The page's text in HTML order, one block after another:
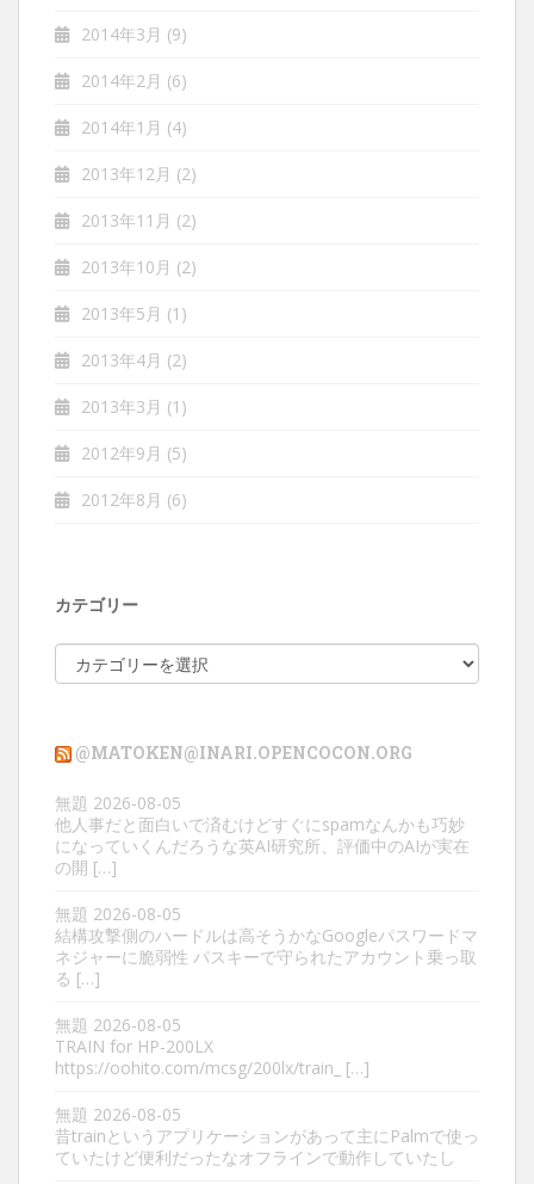
2014年3月 (9)
2014年2月 (6)
2014年1月 (4)
2013年12月 (2)
2013年11月 (2)
2013年10月 (2)
2013年5月 (1)
2013年4月 (2)
2013年3月 (1)
2012年9月 (5)
2012年8月 (6)
カテゴリー
テ
ー
@MATOKEN@INARI.OPENCOCON.ORG
無題 2026-08-05
他人事だと面白いで済むけどすぐにspamなんかも巧妙
になっていくんだろうな英AI研究所、評価中のAIが実在
の開 […]
無題 2026-08-05
結構攻撃側のハードルは高そうかなGoogleパスワードマ
ネジャーに脆弱性 パスキーで守られたアカウント乗っ取
る […]
無題 2026-08-05
TRAIN for HP-200LX
https://oohito.com/mcsg/200lx/train_ […]
無題 2026-08-05
昔trainというアプリケーションがあって主にPalmで使っ
ていたけど便利だったなオフラインで動作していたし